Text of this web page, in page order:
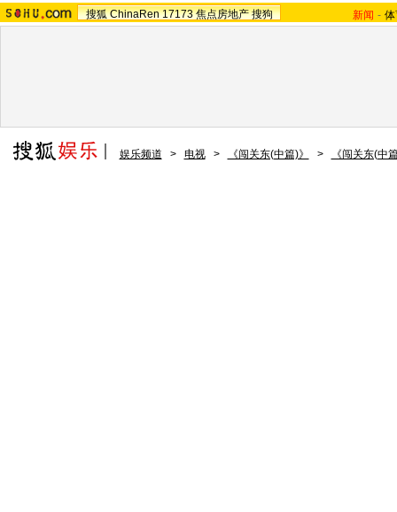
搜狐 ChinaRen 17173 焦点房地产 搜狗 新闻 -
娱乐频道 > 电视 > 《闯关东(中篇)》 > 《闯关东(中